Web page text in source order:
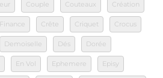
Couple Couteaux Création
Crête Criquet Crocus
Demoiselle Dés Dorée
En Vol Ephemere Episy